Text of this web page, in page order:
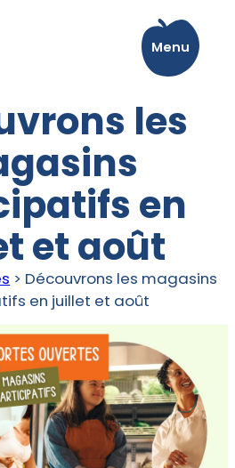
Menu
les
en
et août
> Découvrons les magasins
en juillet et août